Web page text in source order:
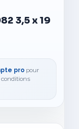
3,5 x 19
pro pour
conditions